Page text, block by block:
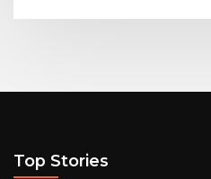
Top Stories